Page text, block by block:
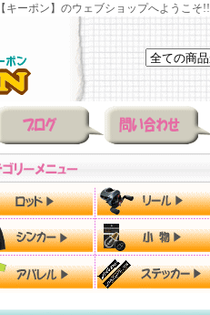
ーポン】のウェブショップへようこそ!!